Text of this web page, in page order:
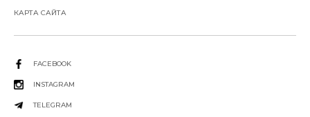
КАРТА САЙТА
FACEBOOK
INSTAGRAM
TELEGRAM